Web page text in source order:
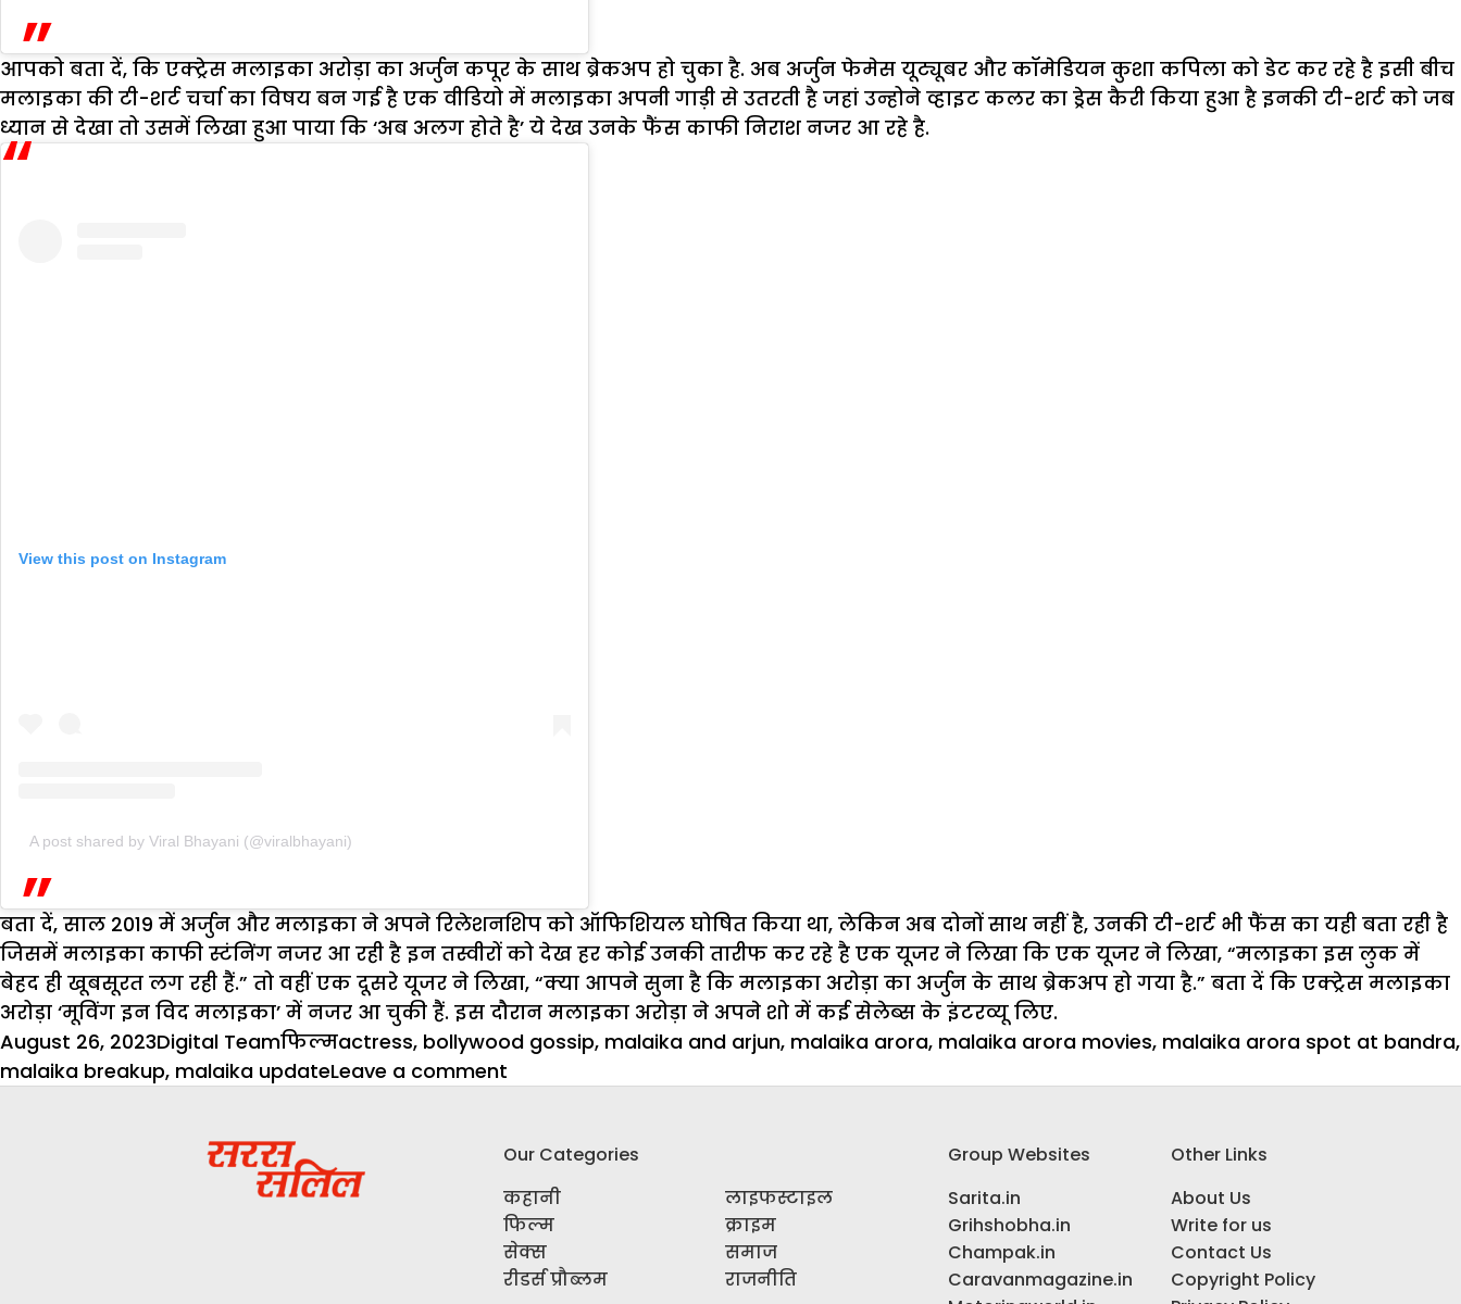
आपको बता दें, कि एक्ट्रेस मलाइका अरोड़ा का अर्जुन कपूर के साथ ब्रेकअप हो चुका है. अब अर्जुन फेमेस यूट्यूबर और कॉमेडियन कुशा कपिला को डेट कर रहे है इसी बीच
मलाइका की टी-शर्ट चर्चा का विषय बन गई है एक वीडियो में मलाइका अपनी गाड़ी से उतरती है जहां उन्होने व्हाइट कलर का ड्रेस कैरी किया हुआ है इनकी टी-शर्ट को जब
ध्यान से देखा तो उसमें लिखा हुआ पाया कि ‘अब अलग होते है’ ये देख उनके फैंस काफी निराश नजर आ रहे है.
View this post on Instagram
A post shared by Viral Bhayani (@viralbhayani)
बता दें, साल 2019 में अर्जुन और मलाइका ने अपने रिलेशनशिप को ऑफिशियल घोषित किया था, लेकिन अब दोनों साथ नहीं है, उनकी टी-शर्ट भी फैंस का यही बता रही है
जिसमें मलाइका काफी स्टंनिंग नजर आ रही है इन तस्वीरों को देख हर कोई उनकी तारीफ कर रहे है एक यूजर ने लिखा कि एक यूजर ने लिखा, “मलाइका इस लुक में
बेहद ही खूबसूरत लग रही हैं.” तो वहीं एक दूसरे यूजर ने लिखा, “क्या आपने सुना है कि मलाइका अरोड़ा का अर्जुन के साथ ब्रेकअप हो गया है.” बता दें कि एक्ट्रेस मलाइका
अरोड़ा ‘मूविंग इन विद मलाइका’ में नजर आ चुकी हैं. इस दौरान मलाइका अरोड़ा ने अपने शो में कई सेलेब्स के इंटरव्यू लिए.
Posted
on
August 26, 2023Author
Digital TeamCategories
फिल्मTags
actress, bollywood gossip, malaika and arjun, malaika arora, malaika arora movies, malaika arora spot at bandra,
malaika breakup, malaika updateLeave a comment
स्पॉट
हुई
Malaika
Arora,
टी-
Our Categories
कहानी
फिल्म
सेक्स
रीडर्स प्रौब्लम
लाइफस्टाइल
क्राइम
समाज
राजनीति
Group Websites
Sarita.in
Grihshobha.in
Champak.in
Caravanmagazine.in
Other Links
About Us
Write for us
Contact Us
Copyright Policy